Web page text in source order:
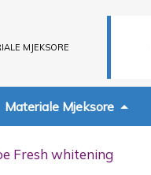
MJEKSORE
Materiale Mjeksore
Fresh whitening